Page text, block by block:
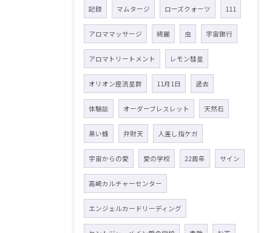
記録 マムタージ ローズクォーツ 111
アロママッサージ 綺麗 虫 宇宙銀行
アロマトリートメント レモン彗星
オリオン座流星群 11月1日 過去
体験談 オーダーブレスレット 天然石
黒い蜂 弁財天 人差し指ケガ
宇宙からの愛 愛の学校 22周年 サイン
高崎カルチャーセンター
エンジェルカードリーディング